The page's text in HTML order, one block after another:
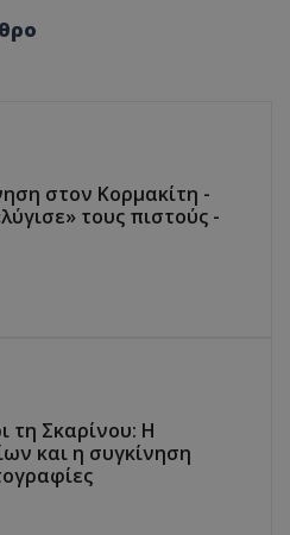
στον Κορμακίτη -
τους πιστούς -
τη Σκαρίνου: Η
και η συγκίνηση